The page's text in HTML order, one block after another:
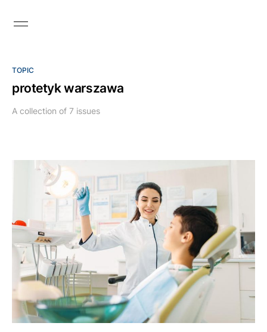
TOPIC
protetyk warszawa
A collection of 7 issues